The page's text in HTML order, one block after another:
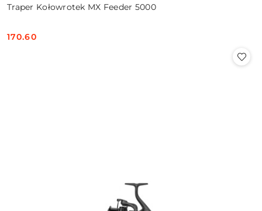
Traper Kołowrotek MX Feeder 5000
Cena:
170.60